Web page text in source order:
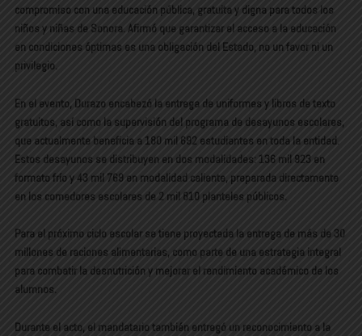
compromiso con una educación pública, gratuita y digna para todos los
niños y niñas de Sonora. Afirmó que garantizar el acceso a la educación
en condiciones óptimas es una obligación del Estado, no un favor ni un
privilegio.
En el evento, Durazo encabezó la entrega de uniformes y libros de texto
gratuitos, así como la supervisión del programa de desayunos escolares,
que actualmente beneficia a 180 mil 692 estudiantes en toda la entidad.
Estos desayunos se distribuyen en dos modalidades: 136 mil 923 en
formato frío y 43 mil 769 en modalidad caliente, preparada directamente
en los comedores escolares de 2 mil 810 planteles públicos.
Para el próximo ciclo escolar se tiene proyectada la entrega de más de 30
millones de raciones alimentarias, como parte de una estrategia integral
para combatir la desnutrición y mejorar el rendimiento académico de los
alumnos.
Durante el acto, el mandatario también entregó un reconocimiento a la